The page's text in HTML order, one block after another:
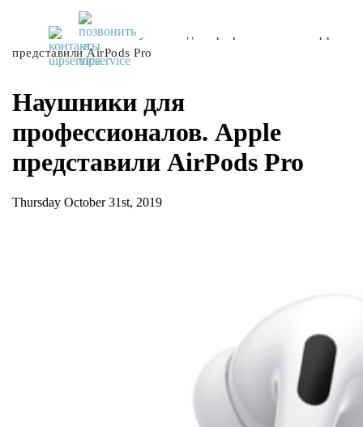
UiPservice »Блог»Наушники для профессионалов. Apple
представили AirPods Pro
Наушники для
профессионалов. Apple
представили AirPods Pro
Thursday October 31st, 2019